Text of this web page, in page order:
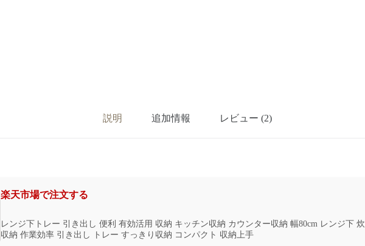
説明 追加情報 レビュー (2)
楽天市場で注文する
レンジ下トレー 引き出し 便利 有効活用 収納 キッチン収納 カウンター収納 幅80cm レンジ下
収納 作業効率 引き出し トレー すっきり収納 コンパクト 収納上手